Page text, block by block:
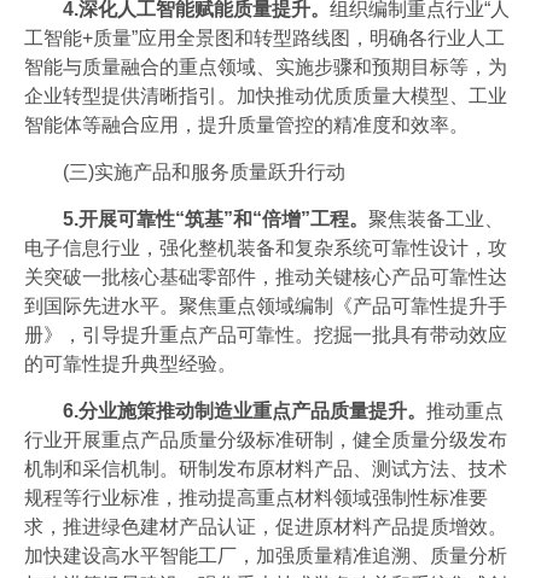
4.深化人工智能赋能质量提升。 组织编制重点行业“人
工智能+质量”应用全景图和转型路线图，明确各行业人工
智能与质量融合的重点领域、实施步骤和预期目标等，为
企业转型提供清晰指引。加快推动优质质量大模型、工业
智能体等融合应用，提升质量管控的精准度和效率。
(三)实施产品和服务质量跃升行动
5.开展可靠性“筑基”和“倍增”工程。 聚焦装备工业、
电子信息行业，强化整机装备和复杂系统可靠性设计，攻
关突破一批核心基础零部件，推动关键核心产品可靠性达
到国际先进水平。聚焦重点领域编制《产品可靠性提升手
册》，引导提升重点产品可靠性。挖掘一批具有带动效应
的可靠性提升典型经验。
6.分业施策推动制造业重点产品质量提升。 推动重点
行业开展重点产品质量分级标准研制，健全质量分级发布
机制和采信机制。研制发布原材料产品、测试方法、技术
规程等行业标准，推动提高重点材料领域强制性标准要
求，推进绿色建材产品认证，促进原材料产品提质增效。
加快建设高水平智能工厂，加强质量精准追溯、质量分析